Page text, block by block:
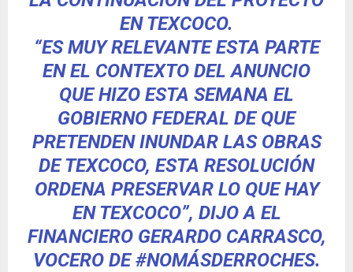
EN TEXCOCO.
“ES MUY RELEVANTE ESTA PARTE
EN EL CONTEXTO DEL ANUNCIO
QUE HIZO ESTA SEMANA EL
GOBIERNO FEDERAL DE QUE
PRETENDEN INUNDAR LAS OBRAS
DE TEXCOCO, ESTA RESOLUCIÓN
ORDENA PRESERVAR LO QUE HAY
EN TEXCOCO”, DIJO A EL
FINANCIERO GERARDO CARRASCO,
VOCERO DE #NOMÁSDERROCHES.